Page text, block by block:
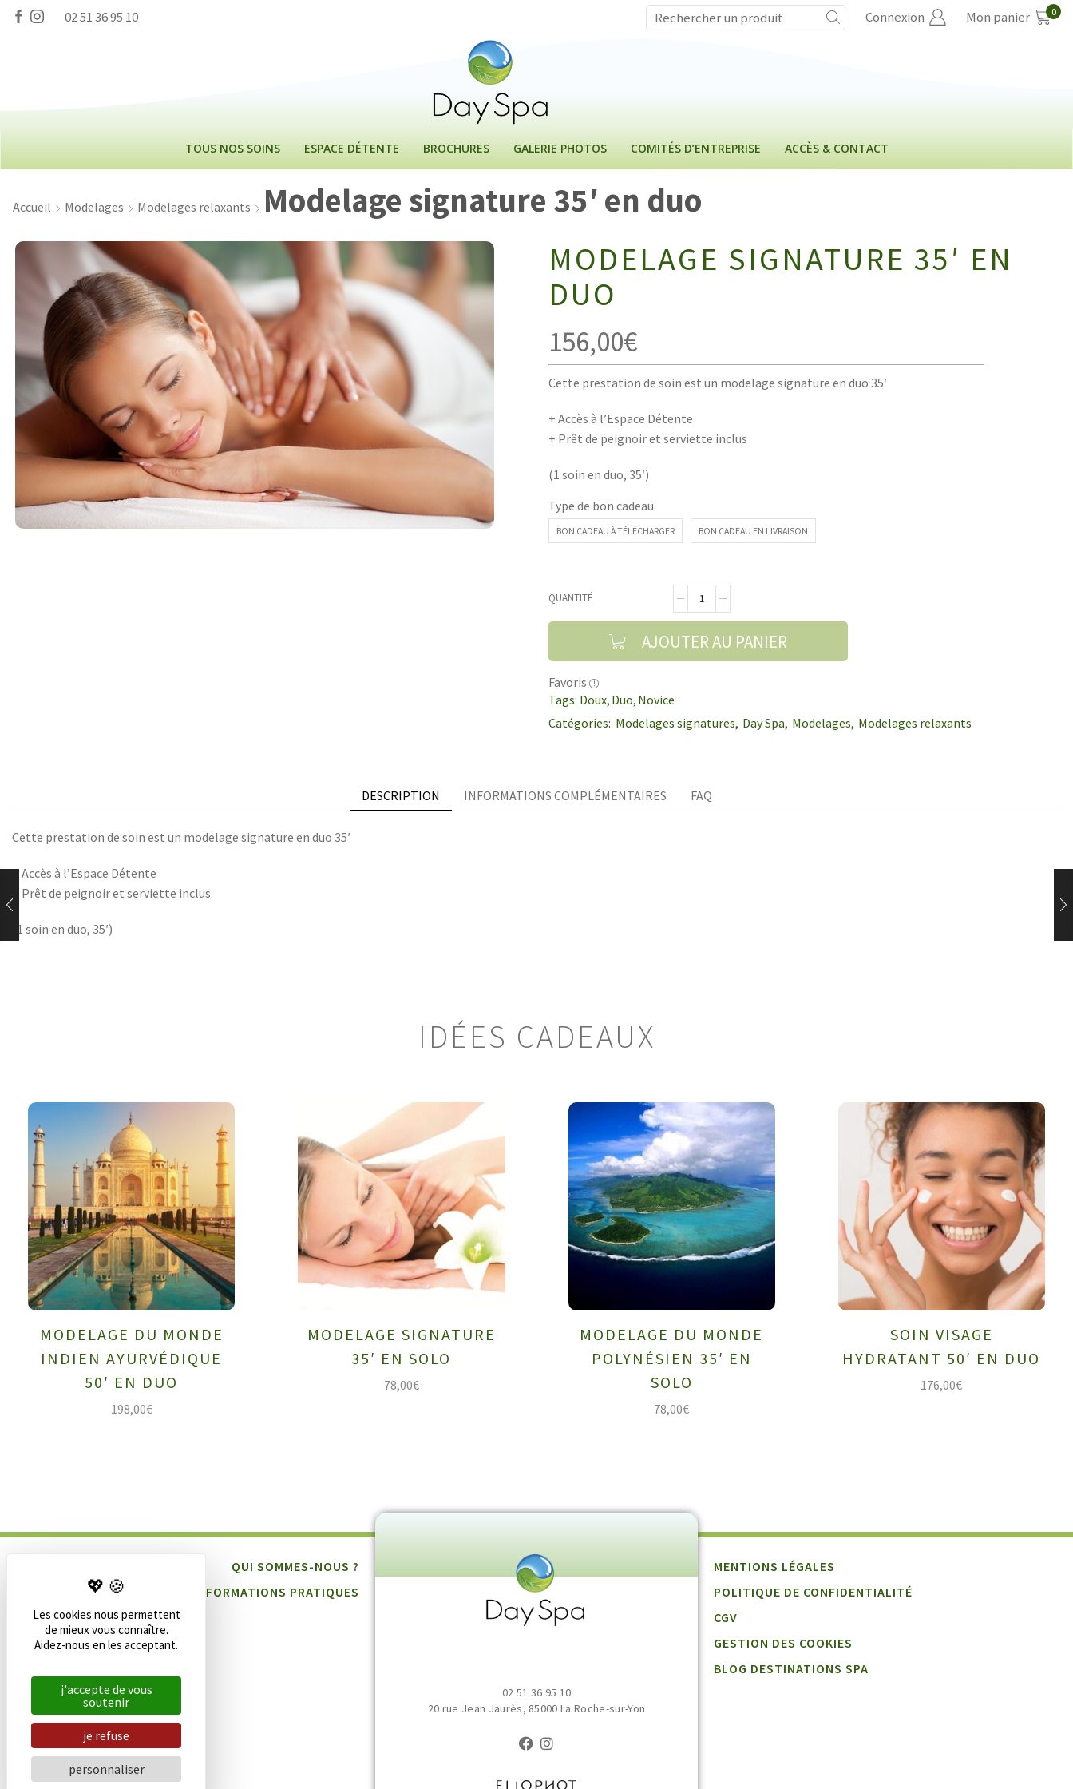
02 51 36 95 10 Connexion Mon panier 0
TOUS NOS SOINS ESPACE DÉTENTE BROCHURES GALERIE PHOTOS COMITÉS D’ENTREPRISE ACCÈS & CONTACT
Accueil Modelages Modelages relaxants Modelage signature 35′ en duo
MODELAGE SIGNATURE 35′ EN
DUO
156,00€
Cette prestation de soin est un modelage signature en duo 35′
+ Accès à l’Espace Détente
+ Prêt de peignoir et serviette inclus
(1 soin en duo, 35′)
Type de bon cadeau
BON CADEAU À TÉLÉCHARGER BON CADEAU EN LIVRAISON
QUANTITÉ
AJOUTER AU PANIER
Favoris
Tags: Doux, Duo, Novice
Catégories: Modelages signatures, Day Spa, Modelages, Modelages relaxants
DESCRIPTION INFORMATIONS COMPLÉMENTAIRES FAQ
Cette prestation de soin est un modelage signature en duo 35′
+ Accès à l’Espace Détente
+ Prêt de peignoir et serviette inclus
(1 soin en duo, 35′)
IDÉES CADEAUX
MODELAGE DU MONDE
INDIEN AYURVÉDIQUE
50′ EN DUO
198,00€
MODELAGE SIGNATURE
35′ EN SOLO
78,00€
MODELAGE DU MONDE
POLYNÉSIEN 35′ EN
SOLO
78,00€
SOIN VISAGE
HYDRATANT 50′ EN DUO
176,00€
QUI SOMMES-NOUS ?
INFORMATIONS PRATIQUES
02 51 36 95 10
20 rue Jean Jaurès, 85000 La Roche-sur-Yon
MENTIONS LÉGALES
POLITIQUE DE CONFIDENTIALITÉ
CGV
GESTION DES COOKIES
BLOG DESTINATIONS SPA
Panneau de gestion des cookies
Les cookies nous permettent
de mieux vous connaître.
Aidez-nous en les acceptant.
j'accepte de vous
soutenir
je refuse
personnaliser